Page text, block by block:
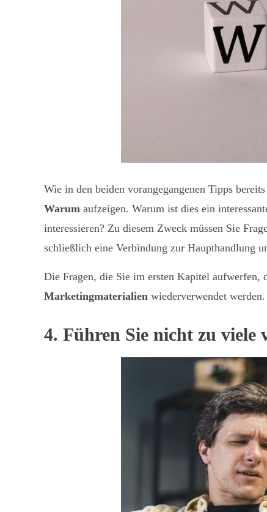
Wie in den beiden vorangegangenen Tipps
Warum aufzeigen. Warum ist dies ein
interessieren? Zu diesem Zweck müssen Sie
schließlich eine Verbindung zur Haupthandlung
Die Fragen, die Sie im ersten Kapitel aufwerfen,
Marketingmaterialien wiederverwendet werden.
4. Führen Sie nicht zu viele